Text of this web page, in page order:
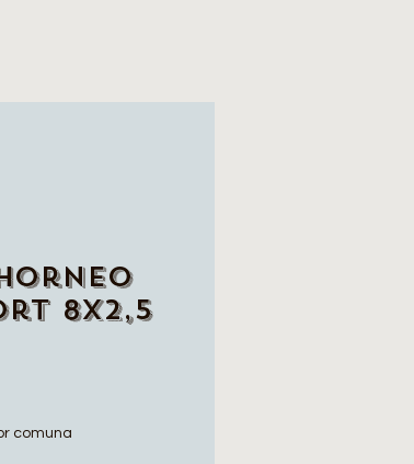
8x2,5
comuna